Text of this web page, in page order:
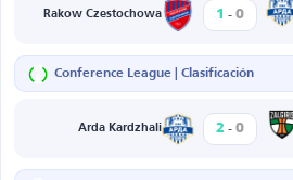
Rakow Czestochowa 1 - 0
Conference League | Clasificación
Arda Kardzhali 2 - 0